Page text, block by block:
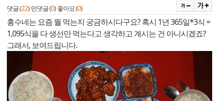
댓글 (22) 먼댓글 (0) 좋아요 (0)
홍수네는 요즘 뭘 먹는지 궁금하시다구요? 혹시 1년 365일*3식 =
1,095식을 다 생선만 먹는다고 생각하고 계시는 건 아니시겠죠?
그래서, 보여드립니다.